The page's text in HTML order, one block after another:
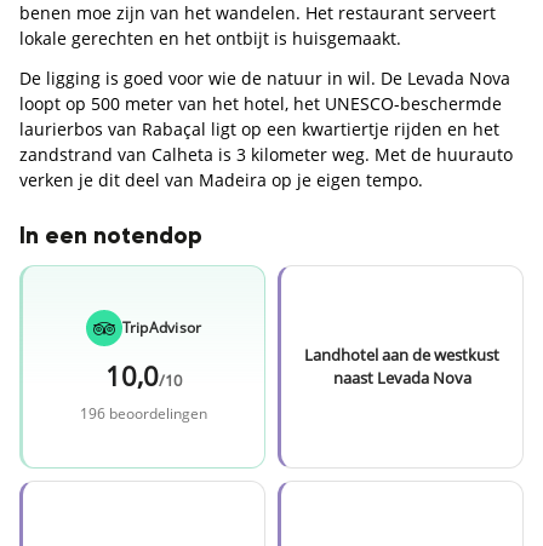
benen moe zijn van het wandelen. Het restaurant serveert
lokale gerechten en het ontbijt is huisgemaakt.
De ligging is goed voor wie de natuur in wil. De Levada Nova
loopt op 500 meter van het hotel, het UNESCO-beschermde
laurierbos van Rabaçal ligt op een kwartiertje rijden en het
zandstrand van Calheta is 3 kilometer weg. Met de huurauto
verken je dit deel van Madeira op je eigen tempo.
In een notendop
TripAdvisor
10,0/10
196 beoordelingen
Landhotel aan de westkust
naast Levada Nova